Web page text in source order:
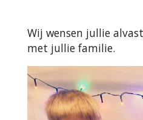
Wij wensen jullie
met jullie familie.